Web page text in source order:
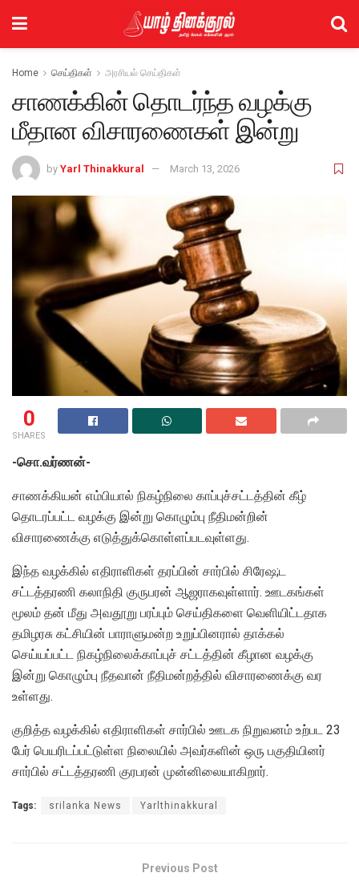
Home செய்திகள் அரசியல் செய்திகள்
சாணக்கின் தொடர்ந்த வழக்கு
மீதான விசாரணைகள் இன்று
by Yarl Thinakkural March 13, 2026
0
SHARES
-சொ.வர்ணன்-
சாணக்கியன் எம்பியால் நிகழ்நிலை காப்புச்சட்டத்தின் கீழ்
தொடரப்பட்ட வழக்கு இன்று கொழும்பு நீதிமன்றின்
விசாரணைக்கு எடுத்துக்கொள்ளப்படவுள்ளது.
இந்த வழக்கில் எதிராளிகள் தரப்பின் சார்பில் சிரேஷ;ட
சட்டத்தரணி கலாநிதி குருபரன் ஆஜராகவுள்ளார். ஊடகங்கள்
மூலம் தன் மீது அவதூறு பரப்பும் செய்திகளை வெளியிட்டதாக
தமிழரசு கட்சியின் பாராளுமன்ற உறுப்பினரால் தாக்கல்
செய்யப்பட்ட நிகழ்நிலைக்காப்புச் சட்டத்தின் கீழான வழக்கு
இன்று கொழும்பு நீதவான் நீதிமன்றத்தில் விசாரணைக்கு வர
உள்ளது.
குறித்த வழக்கில் எதிராளிகள் சார்பில் ஊடக நிறுவனம் உற்பட 23
பேர் பெயரிடப்பட்டுள்ள நிலையில் அவர்களின் ஒரு பகுதியினர்
சார்பில் சட்டத்தரணி குரபரன் முன்னிலையாகிறார்.
Tags: srilanka News Yarlthinakkural
Previous Post